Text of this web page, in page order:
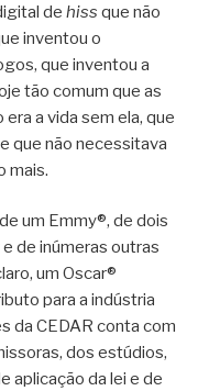
de hiss que não
inventou o
que inventou a
tão comum que as
a vida sem ela, que
que não necessitava
mais.
um Emmy®, de dois
de inúmeras outras
um Oscar®
para a indústria
da CEDAR conta com
dos estúdios,
aplicação da lei e de